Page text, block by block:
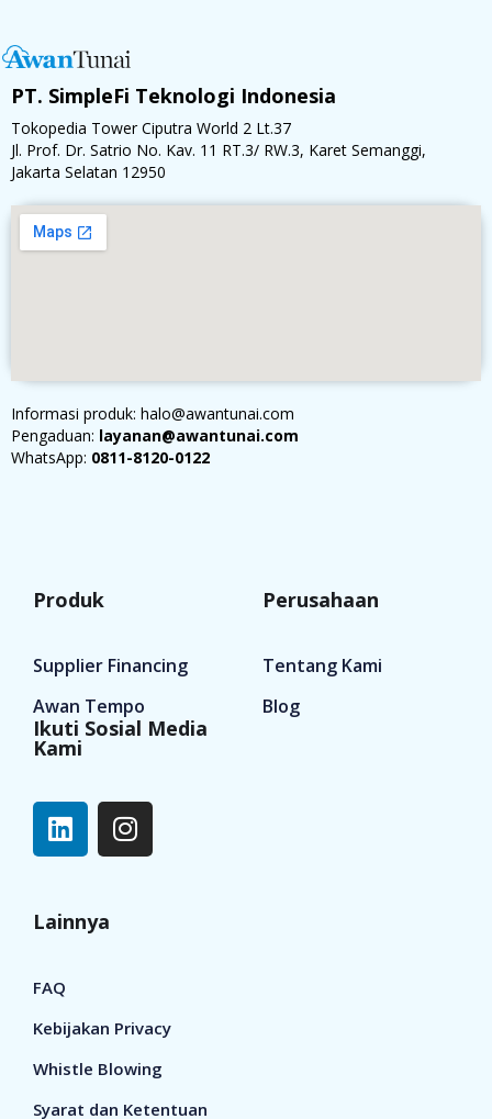
PT. SimpleFi Teknologi Indonesia
Tokopedia Tower Ciputra World 2 Lt.37
Jl. Prof. Dr. Satrio No. Kav. 11 RT.3/ RW.3, Karet Semanggi,
Jakarta Selatan 12950
Informasi produk: halo@awantunai.com
Pengaduan: layanan@awantunai.com
WhatsApp: 0811-8120-0122
Produk
Supplier Financing
Awan Tempo
Ikuti Sosial Media
Kami
Perusahaan
Tentang Kami
Blog
Lainnya
FAQ
Kebijakan Privacy
Whistle Blowing
Syarat dan Ketentuan